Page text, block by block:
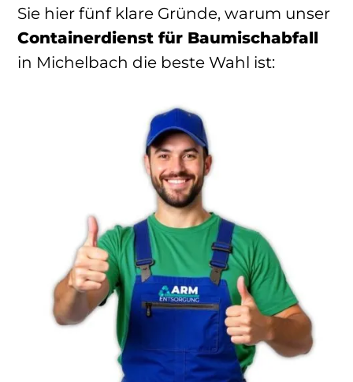
Sie hier fünf klare Gründe, warum unser
Containerdienst für Baumischabfall
in Michelbach die beste Wahl ist: